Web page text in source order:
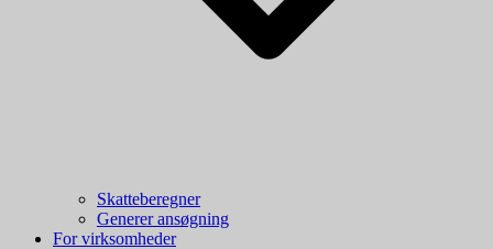
Skatteberegner
Generer ansøgning
For virksomheder